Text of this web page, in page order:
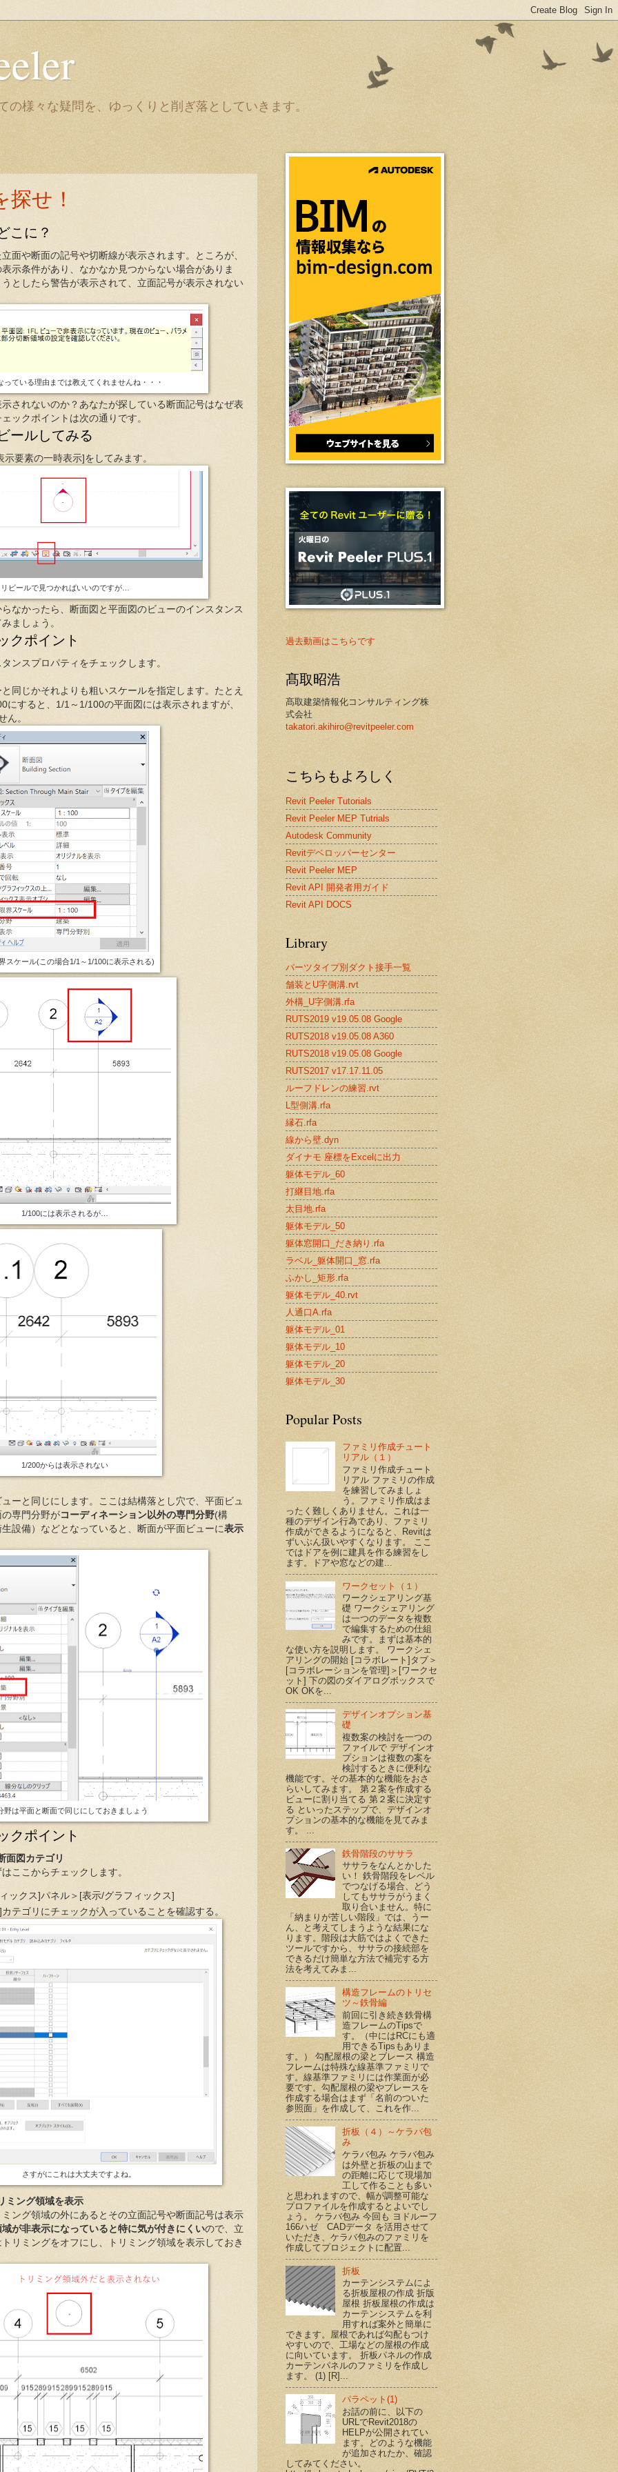
の様々な疑問を、ゆっくりと削ぎ落としていきます。
せ！
こに？
面や断面の記号や切断線が表示されます。ところが、
示条件があり、なかなか見つからない場合がありま
としたら警告が表示されて、立面記号が表示されない
っている理由までは教えてくれませんね・・・
されないのか？あなたが探している断面記号はなぜ表
ックポイントは次の通りです。
ールしてみる
要素の一時表示]をしてみます。
リビールで見つかればいいのですが…
なかったら、断面図と平面図のビューのインスタンス
ましょう。
クポイント
ンスプロパティをチェックします。
同じかそれよりも粗いスケールを指定します。たとえ
にすると、1/1～1/100の平面図には表示されますが、
ん。
スケール(この場合1/1～1/100に表示される)
1/100には表示されるが…
1/200からは表示されない
ーと同じにします。ここは結構落とし穴で、平面ビュ
専門分野がコーディネーション以外の専門分野(構
設備）などとなっていると、断面が平面ビューに表示
野は平面と断面で同じにしておきましょう
クポイント
面図カテゴリ
ここからチェックします。
ックス]パネル＞[表示/グラフィックス]
テゴリにチェックが入っていることを確認する。
さすがにこれは大丈夫ですよね。
ミング領域を表示
ング領域の外にあるとその立面記号や断面記号は表示
が非表示になっていると特に気が付きにくいので、立
リミングをオフにし、トリミング領域を表示しておき
過去動画はこちらです
髙取昭浩
髙取建築情報化コンサルティング株
式会社
takatori.akihiro@revitpeeler.com
こちらもよろしく
Revit Peeler Tutorials
Revit Peeler MEP Tutrials
Autodesk Community
Revitデベロッパーセンター
Revit Peeler MEP
Revit API 開発者用ガイド
Revit API DOCS
Library
パーツタイプ別ダクト接手一覧
舗装とU字側溝.rvt
外構_U字側溝.rfa
RUTS2019 v19.05.08 Google
RUTS2018 v19.05.08 A360
RUTS2018 v19.05.08 Google
RUTS2017 v17.17.11.05
ルーフドレンの練習.rvt
L型側溝.rfa
縁石.rfa
線から壁.dyn
ダイナモ 座標をExcelに出力
躯体モデル_60
打継目地.rfa
太目地.rfa
躯体モデル_50
躯体窓開口_だき納り.rfa
ラベル_躯体開口_窓.rfa
ふかし_矩形.rfa
躯体モデル_40.rvt
人通口A.rfa
躯体モデル_01
躯体モデル_10
躯体モデル_20
躯体モデル_30
Popular Posts
ファミリ作成チュート
リアル（１）
ファミリ作成チュート
リアル ファミリの作成
を練習してみましょ
う。ファミリ作成はま
ったく難しくありません。これは一
種のデザイン行為であり、ファミリ
作成ができるようになると、Revitは
ずいぶん扱いやすくなります。 ここ
ではドアを例に建具を作る練習をし
ます。ドアや窓などの建...
ワークセット（１）
ワークシェアリング基
礎 ワークシェアリング
は一つのデータを複数
で編集するための仕組
みです。まずは基本的
な使い方を説明します。 ワークシェ
アリングの開始 [コラボレート]タブ＞
[コラボレーションを管理]＞[ワークセ
ット] 下の図のダイアログボックスで
OK OKを...
デザインオプション基
礎
複数案の検討を一つの
ファイルで デザインオ
プションは複数の案を
検討するときに便利な
機能です。その基本的な機能をおさ
らいしてみます。 第２案を作成する
ビューに割り当てる 第２案に決定す
る といったステップで、デザインオ
プションの基本的な機能を見てみま
す。 ...
鉄骨階段のササラ
ササラをなんとかした
い！ 鉄骨階段をレベル
でつなげる場合、どう
してもササラがうまく
取り合いません。特に
「納まりが苦しい階段」では、うー
ん、と考えてしまうような結果にな
ります。階段は大筋ではよくできた
ツールですから、ササラの接続部を
できるだけ簡単な方法で補完する方
法を考えてみま...
構造フレームのトリセ
ツ～鉄骨編
前回に引き続き鉄骨構
造フレームのTipsで
す。（中にはRCにも適
用できるTipsもありま
す。） 勾配屋根の梁とブレース 構造
フレームは特殊な線基準ファミリで
す。線基準ファミリには作業面が必
要です。勾配屋根の梁やブレースを
作成する場合はまず「名前のついた
参照面」を作成して、これを作...
折板（４）～ケラバ包
み
ケラバ包み ケラバ包み
は外壁と折板の山まで
の距離に応じて現場加
工して作ることも多い
と思われますので、幅が調整可能な
プロファイルを作成するとよいでし
ょう。 ケラバ包み 今回も ヨドルーフ
166ハゼ CADデータ を活用させて
いただき、ケラバ包みのファミリを
作成してプロジェクトに配置...
折板
カーテンシステムによ
る折板屋根の作成 折版
屋根 折板屋根の作成は
カーテンシステムを利
用すれば案外と簡単に
できます。屋根であれば勾配もつけ
やすいので、工場などの屋根の作成
に向いています。 折板パネルの作成
カーテンパネルのファミリを作成し
ます。 (1) [R]...
パラペット(1)
お話の前に、以下の
URLでRevit2018の
HELPが公開されてい
ます。どのような機能
が追加されたか、確認
してみてください。